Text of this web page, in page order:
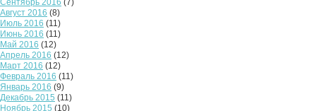
Август 2016 (8)
Июль 2016 (11)
Июнь 2016 (11)
Май 2016 (12)
Апрель 2016 (12)
Март 2016 (12)
Февраль 2016 (11)
Январь 2016 (9)
Декабрь 2015 (11)
Ноябрь 2015 (10)